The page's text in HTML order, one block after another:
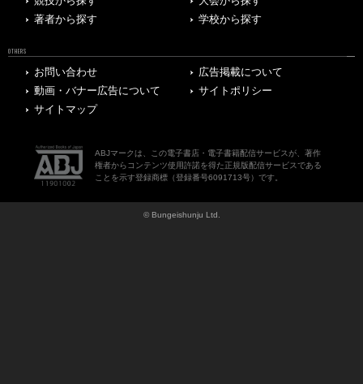
著者から探す
学校から探す
OTHERS
お問い合わせ
広告掲載について
動画・バナー広告について
サイトポリシー
サイトマップ
ABJマークは、この電子書店・電子書籍配信サービスが、著作
権者からコンテンツ使用許諾を得た正規版配信サービスである
ことを示す登録商標（登録番号6091713号）です。
© Bungeishunju Ltd.